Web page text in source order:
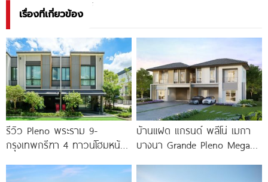
เรื่องที่เกี่ยวข้อง
รีวิว Pleno พระราม 9-
กรุงเทพกรีฑา 4 ทาวน์โฮมหน้า
Premium
บ้านแฝด แกรนด์ พลีโน่ เมกา
บางนา Grande Pleno Mega